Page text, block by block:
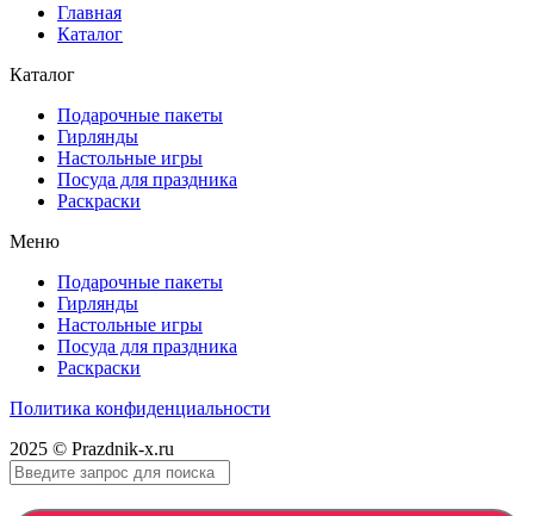
Главная
Каталог
Каталог
Подарочные пакеты
Гирлянды
Настольные игры
Посуда для праздника
Раскраски
Меню
Подарочные пакеты
Гирлянды
Настольные игры
Посуда для праздника
Раскраски
Политика конфиденциальности
2025 © Prazdnik-x.ru